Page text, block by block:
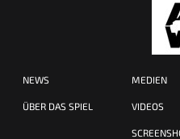
NEWS
ÜBER DAS SPIEL
MEDIEN
VIDEOS